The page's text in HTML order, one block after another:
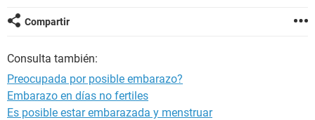
Compartir
Consulta también:
Preocupada por posible embarazo?
Embarazo en días no fertiles
Es posible estar embarazada y menstruar